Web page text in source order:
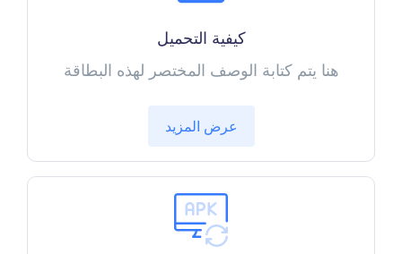
كيفية التحميل
هنا يتم كتابة الوصف المختصر لهذه البطاقة
عرض المزيد